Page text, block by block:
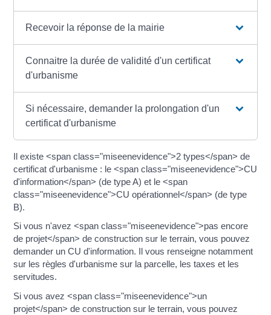
Recevoir la réponse de la mairie
Connaitre la durée de validité d'un certificat
d'urbanisme
Si nécessaire, demander la prolongation d'un
certificat d'urbanisme
Il existe <span class="miseenevidence">2 types</span> de
certificat d'urbanisme : le <span class="miseenevidence">CU
d'information</span> (de type A) et le <span
class="miseenevidence">CU opérationnel</span> (de type
B).
Si vous n'avez <span class="miseenevidence">pas encore
de projet</span> de construction sur le terrain, vous pouvez
demander un CU d'information. Il vous renseigne notamment
sur les règles d'urbanisme sur la parcelle, les taxes et les
servitudes.
Si vous avez <span class="miseenevidence">un
projet</span> de construction sur le terrain, vous pouvez